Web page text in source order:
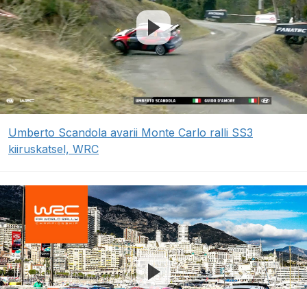
Umberto Scandola avarii Monte Carlo ralli SS3
kiiruskatsel, WRC